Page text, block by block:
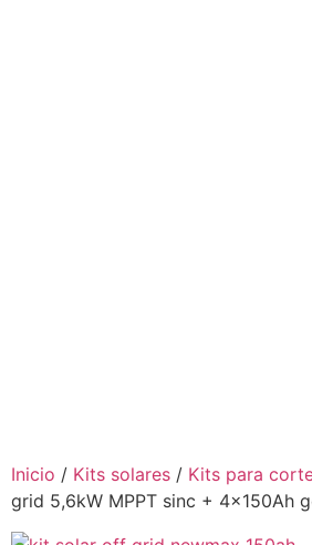
Inicio / Kits solares / Kits para
grid 5,6kW MPPT sinc + 4x150Ah